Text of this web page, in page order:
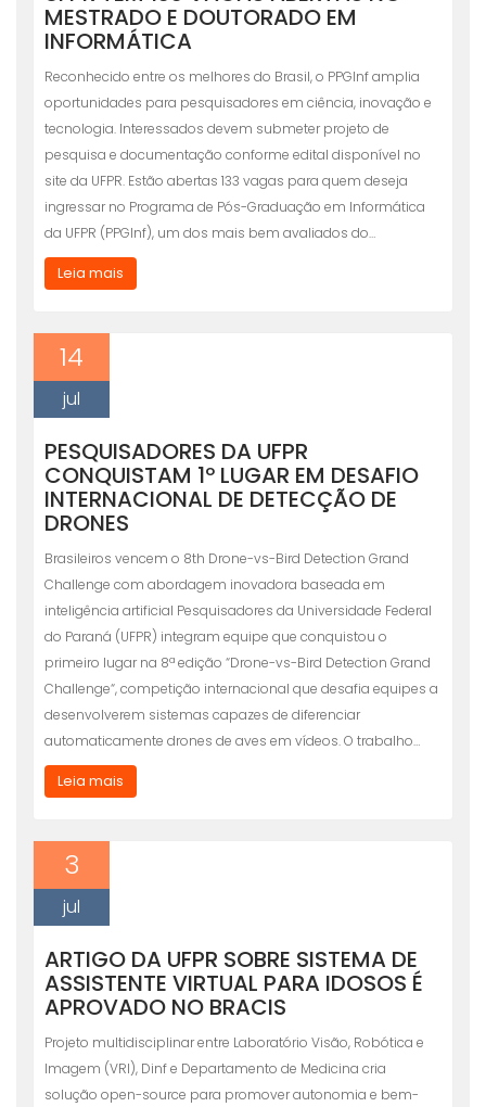
MESTRADO E DOUTORADO EM
INFORMÁTICA
Reconhecido entre os melhores do Brasil, o PPGInf amplia
oportunidades para pesquisadores em ciência, inovação e
tecnologia. Interessados devem submeter projeto de
pesquisa e documentação conforme edital disponível no
site da UFPR. Estão abertas 133 vagas para quem deseja
ingressar no Programa de Pós-Graduação em Informática
da UFPR (PPGInf), um dos mais bem avaliados do…
Leia mais
14
jul
PESQUISADORES DA UFPR
CONQUISTAM 1º LUGAR EM DESAFIO
INTERNACIONAL DE DETECÇÃO DE
DRONES
Brasileiros vencem o 8th Drone-vs-Bird Detection Grand
Challenge com abordagem inovadora baseada em
inteligência artificial Pesquisadores da Universidade Federal
do Paraná (UFPR) integram equipe que conquistou o
primeiro lugar na 8ª edição “Drone-vs-Bird Detection Grand
Challenge“, competição internacional que desafia equipes a
desenvolverem sistemas capazes de diferenciar
automaticamente drones de aves em vídeos. O trabalho…
Leia mais
3
jul
ARTIGO DA UFPR SOBRE SISTEMA DE
ASSISTENTE VIRTUAL PARA IDOSOS É
APROVADO NO BRACIS
Projeto multidisciplinar entre Laboratório Visão, Robótica e
Imagem (VRI), Dinf e Departamento de Medicina cria
solução open-source para promover autonomia e bem-